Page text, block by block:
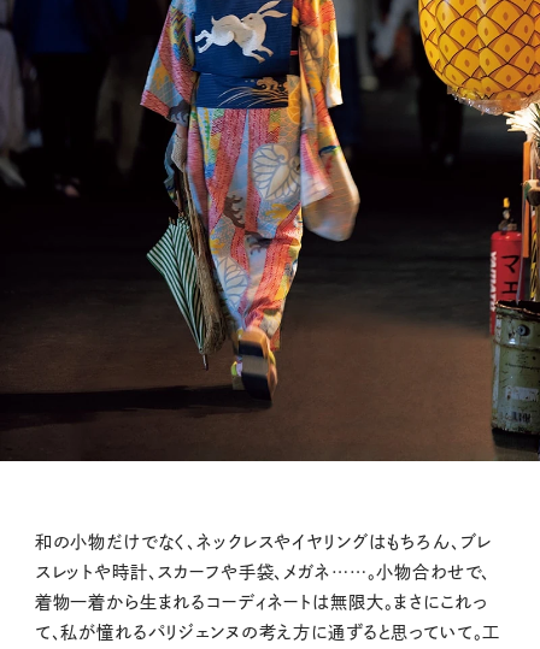
和の小物だけでなく、ネックレスやイヤリングはもちろん、ブレ
スレットや時計、スカーフや手袋、メガネ……。小物合わせで、
着物一着から生まれるコーディネートは無限大。まさにこれっ
て、私が憧れるパリジェンヌの考え方に通ずると思っていて。工